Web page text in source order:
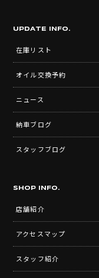
UPDATE INFO.
在庫リスト
オイル交換予約
ニュース
納車ブログ
スタッフブログ
SHOP INFO.
店舗紹介
アクセスマップ
スタッフ紹介